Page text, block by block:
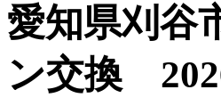
愛知県刈
ン交換